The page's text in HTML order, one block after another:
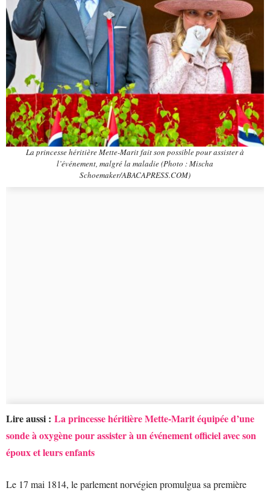
La princesse héritière Mette-Marit fait son possible pour assister à
l’événement, malgré la maladie (Photo : Mischa
Schoemaker/ABACAPRESS.COM)
Lire aussi : La princesse héritière Mette-Marit équipée d’une
sonde à oxygène pour assister à un événement officiel avec son
époux et leurs enfants
Le 17 mai 1814, le parlement norvégien promulgua sa première